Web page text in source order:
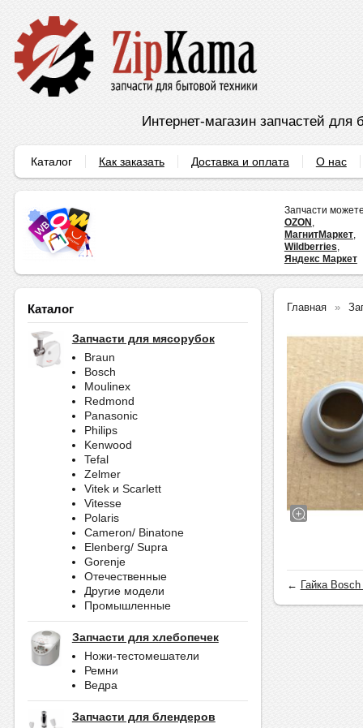
Интернет-магазин запчастей для
Каталог Как заказать Доставка и оплата О нас
Запчасти
OZON ,
МагнитМаркет,
Wildberries,
Яндекс Маркет
Каталог
Запчасти для мясорубок
Braun
Bosch
Moulinex
Redmond
Panasonic
Philips
Kenwood
Tefal
Zelmer
Vitek и Scarlett
Vitesse
Polaris
Cameron/ Binatone
Elenberg/ Supra
Gorenje
Отечественные
Другие модели
Промышленные
Запчасти для хлебопечек
Ножи-тестомешатели
Ремни
Ведра
Запчасти для блендеров
Главная
← Гайка